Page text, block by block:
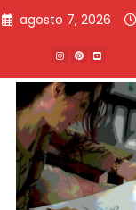
agosto 7, 2026
caballete
haya,